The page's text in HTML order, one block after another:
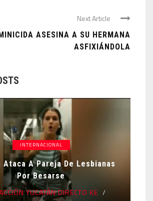
Next Article
ASESINA A SU HERMANA
ASFIXIÁNDOLA
INTERNACIONAL
Ataca A Pareja De Lesbianas
Por Besarse
YUCATÁN DIRECTO KE